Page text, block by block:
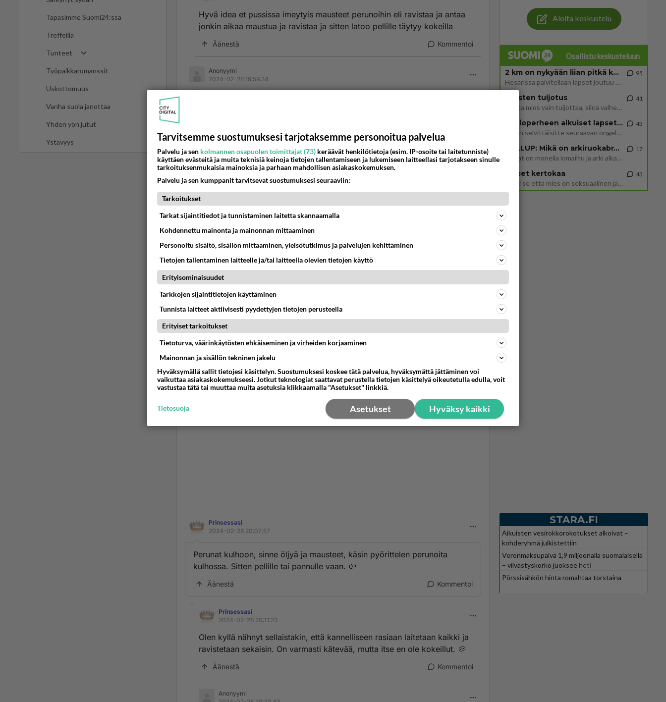
Tapasimme Suomi24:ssä
Treffeillä
Tunteet
Työpaikkaromanssit
Uskottomuus
Vanha suola janottaa
Yhden yön jutut
Ystävyys
Hyvä idea et pussissa imeytyis mausteet perunoihin eli ravistaa ja antaa
jonkin aikaa maustua ja ravistaa ja sitten latoo pellille täytyy kokeilla
Äänestä Kommentoi
Anonyymi
2024-02-28 19:59:34
2024-02-28 20:05:17
Vedän välistä pataan
Äänestä Kommentoi
Prinsessasi
2024-02-28 20:07:57
Perunat kulhoon, sinne öljyä ja mausteet, käsin pyörittelen perunoita
kulhossa. Sitten pellille tai pannulle vaan. 🥔
Äänestä Kommentoi
Prinsessasi
2024-02-28 20:11:23
Olen kyllä nähnyt sellaistakin, että kannelliseen rasiaan laitetaan kaikki ja
ravistetaan sekaisin. On varmasti kätevää, mutta itse en ole kokeillut. 🥔
Äänestä Kommentoi
Anonyymi
Aloita keskustelu
Osallistu keskusteluun
2 km on nykyään liian pitkä koulumatka
Hesarissa päivitellään lapset joutuu nyt kulkemaan 2 km kouluun jösses. Ruostefillarilla tuo matka menee vaikka miten äk
95
Miesten tuijotus
Mutta mies vain tuijottaa, siinä vaiheessa käännän itse pään pois. Mikä juttu? Yleensä jos joku tuijottaa tai katsoo, hä
41
Uusioperheen aikuiset lapset tyhjentää jääkaapin käydessään
Miten selvittäisitte seuraavan ongelman, meillä on uusioperhe, minulla teini-ikäiset lapset ja puolisolla aikuiset, jotk
43
GALLUP: Mikä on arkiruokabravuurisi?
Lomat on monella lomailtu ja arki alkaa. Se voi tarkoittaa myös sitä, että grillailut on grillattu ja palataan arjen ruo
17
Naiset kertokaa
Miksi se että mies on seksuaalinen ja haluaa seksiä ja te olette hänen mielestänne haluttava on vastenmielistä? Mikä sii
43
STARA.FI
Aikuisten vesirokkorokotukset alkoivat –
kohderyhmä julkistettiin
Veronmaksupäivä 1,9 miljoonalla suomalaisella
– viivästyskorko juoksee heti
Pörssisähkön hinta romahtaa torstaina
Tarvitsemme suostumuksesi tarjotaksemme personoitua palvelua
Palvelu ja sen kolmannen osapuolen toimittajat (73) keräävät henkilötietoja (esim. IP-osoite tai laitetunniste)
käyttäen evästeitä ja muita teknisiä keinoja tietojen tallentamiseen ja lukemiseen laitteellasi tarjotakseen sinulle
tarkoituksenmukaisia mainoksia ja parhaan mahdollisen asiakaskokemuksen.
Palvelu ja sen kumppanit tarvitsevat suostumuksesi seuraaviin:
Tarkoitukset
Tarkat sijaintitiedot ja tunnistaminen laitetta skannaamalla
Kohdennettu mainonta ja mainonnan mittaaminen
Personoitu sisältö, sisällön mittaaminen, yleisötutkimus ja palvelujen kehittäminen
Tietojen tallentaminen laitteelle ja/tai laitteella olevien tietojen käyttö
Erityisominaisuudet
Tarkkojen sijaintitietojen käyttäminen
Tunnista laitteet aktiivisesti pyydettyjen tietojen perusteella
Erityiset tarkoitukset
Tietoturva, väärinkäytösten ehkäiseminen ja virheiden korjaaminen
Mainonnan ja sisällön tekninen jakelu
Hyväksymällä sallit tietojesi käsittelyn. Suostumuksesi koskee tätä palvelua, hyväksymättä jättäminen voi
vaikuttaa asiakaskokemukseesi. Jotkut teknologiat saattavat perustella tietojen käsittelyä oikeutetulla edulla, voit
vastustaa tätä tai muuttaa muita asetuksia klikkaamalla "Asetukset" linkkiä.
Hyväksy kaikki
Asetukset
Tietosuoja